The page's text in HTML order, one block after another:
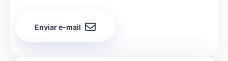
Enviar e-mail